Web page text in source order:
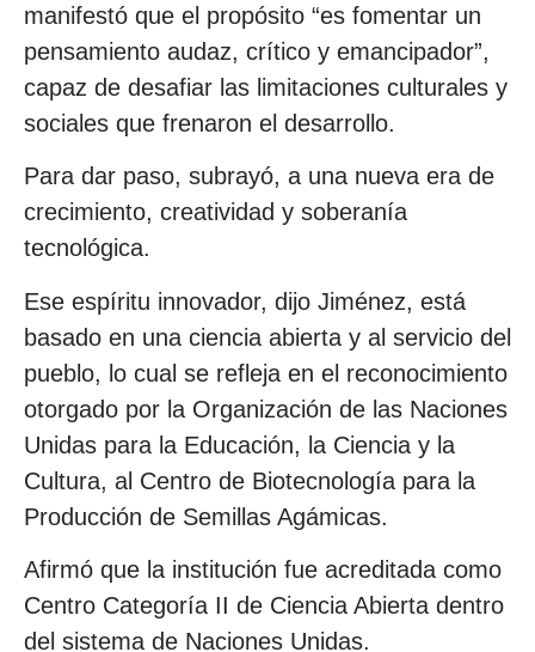
manifestó que el propósito “es fomentar un
pensamiento audaz, crítico y emancipador”,
capaz de desafiar las limitaciones culturales y
sociales que frenaron el desarrollo.
Para dar paso, subrayó, a una nueva era de
crecimiento, creatividad y soberanía
tecnológica.
Ese espíritu innovador, dijo Jiménez, está
basado en una ciencia abierta y al servicio del
pueblo, lo cual se refleja en el reconocimiento
otorgado por la Organización de las Naciones
Unidas para la Educación, la Ciencia y la
Cultura, al Centro de Biotecnología para la
Producción de Semillas Agámicas.
Afirmó que la institución fue acreditada como
Centro Categoría II de Ciencia Abierta dentro
del sistema de Naciones Unidas.